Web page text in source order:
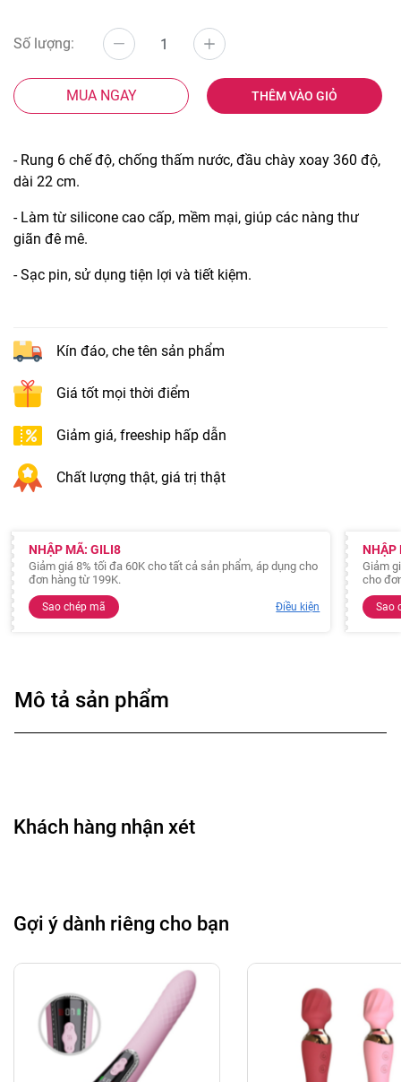
Số lượng:
MUA NGAY THÊM VÀO GIỎ
- Rung 6 chế độ, chống thấm nước, đầu chày xoay 360 độ,
dài 22 cm.
- Làm từ silicone cao cấp, mềm mại, giúp các nàng thư
giãn đê mê.
- Sạc pin, sử dụng tiện lợi và tiết kiệm.
Kín đáo, che tên sản phẩm
Giá tốt mọi thời điểm
Giảm giá, freeship hấp dẫn
Chất lượng thật, giá trị thật
NHẬP MÃ: GILI8
Giảm giá 8% tối đa 60K cho tất cả sản phẩm, áp dụng cho
đơn hàng từ 199K.
Sao chép mã Điều kiện
NHẬP
Giảm
cho
Sao
Mô tả sản phẩm
Khách hàng nhận xét
Gợi ý dành riêng cho bạn